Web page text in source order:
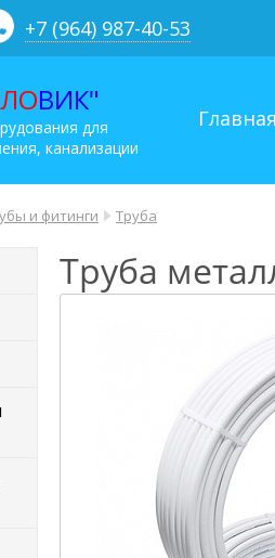
+7 (964) 987-40-53
ВИК"
для
канализации
Главная
и фитинги Труба
Труба